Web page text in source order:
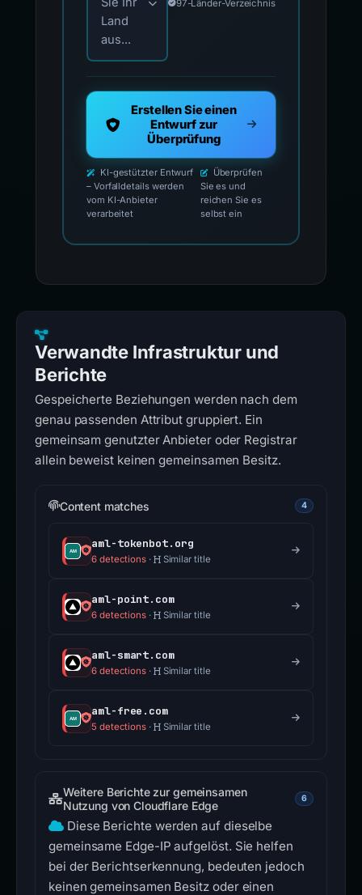
Land
aus...
97-Länder-Verzeichnis
Erstellen Sie einen
Entwurf zur
Überprüfung
KI-gestützter Entwurf
– Vorfalldetails werden
vom KI-Anbieter
verarbeitet
Überprüfen
Sie es und
reichen Sie es
selbst ein
Verwandte Infrastruktur und
Berichte
Gespeicherte Beziehungen werden nach dem
genau passenden Attribut gruppiert. Ein
gemeinsam genutzter Anbieter oder Registrar
allein beweist keinen gemeinsamen Besitz.
Content matches 4
aml-tokenbot.org
6 detections · Similar title
aml-point.com
6 detections · Similar title
aml-smart.com
6 detections · Similar title
aml-free.com
5 detections · Similar title
Weitere Berichte zur gemeinsamen
Nutzung von Cloudflare Edge
6
Diese Berichte werden auf dieselbe
gemeinsame Edge-IP aufgelöst. Sie helfen
bei der Berichtserkennung, bedeuten jedoch
keinen gemeinsamen Besitz oder einen